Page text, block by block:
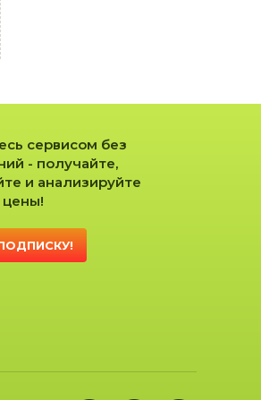
сервисом без
- получайте,
и анализируйте
цены!